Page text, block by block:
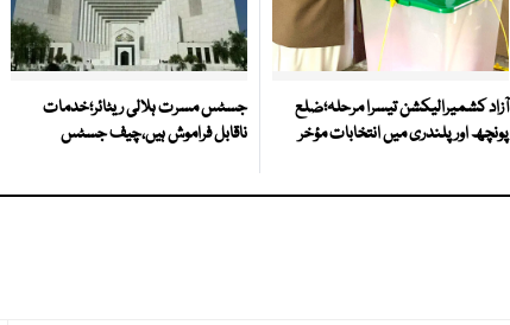
آزاد کشمیرالیکشن تیسرا مرحلہ؛ضلع
پونچھ اور پلندری میں انتخابات مؤخر
جسٹس مسرت ہلالی ریٹائر؛خدمات
ناقابل فراموش ہیں،چیف جسٹس